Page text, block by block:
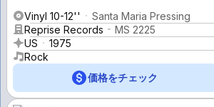
Vinyl 10-12''
Santa Maria Pressing
Reprise Records
MS 2225
US
1975
Rock
価格をチェック